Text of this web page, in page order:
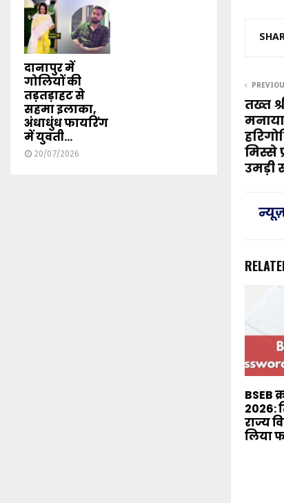
तख्त
मिस्से
उमड़ी
BSEB
2026:
राज्य
लिया
दानापुर में
गोलियों की
तड़तड़ाहट से
सहमा इलाका,
अंधाधुंध फायरिंग
में युवती...
20/07/2026